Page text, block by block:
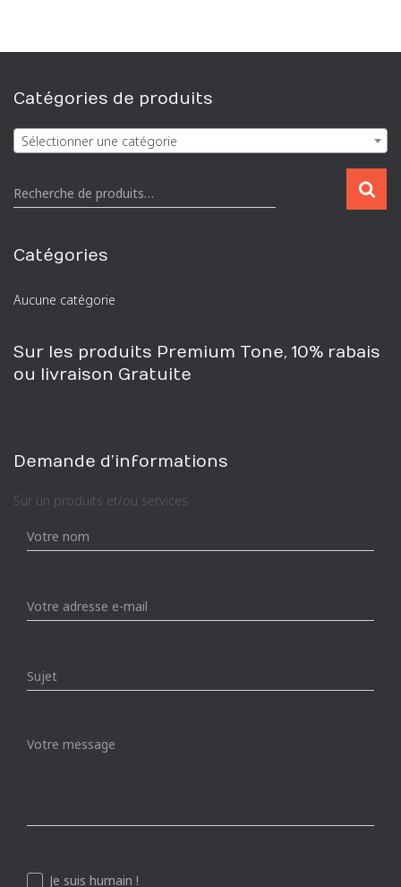
Catégories de produits
Sélectionner une catégorie
R
e
e
c
e
p
o
Recherche de produits…
Catégories
Aucune catégorie
Sur les produits Premium Tone, 10% rabais
ou livraison Gratuite
Demande d’informations
Sur un produits et/ou services
Je suis humain !